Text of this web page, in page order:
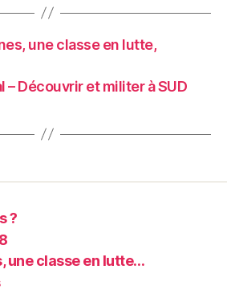
une classe en lutte,
– Découvrir et militer à SUD
?
une classe en lutte…